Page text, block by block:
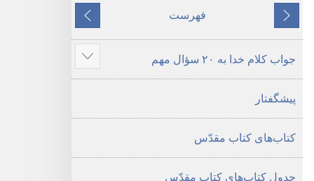
مقدّس
—‏
ترجمهٔ
دنیای
مقدّس
—‏
ترجمهٔ
جدید
قبلی
فهرست
بعدی
جواب کلام خدا به ۲۰ سؤال مهم
نمای
پیشگفتار
کتاب‌های کتاب مقدّس
جدول کتاب‌های کتاب مقدّس